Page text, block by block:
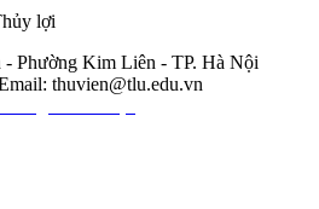
lợi
- Phường Kim Liên - TP. Hà Nội
thuvien@tlu.edu.vn